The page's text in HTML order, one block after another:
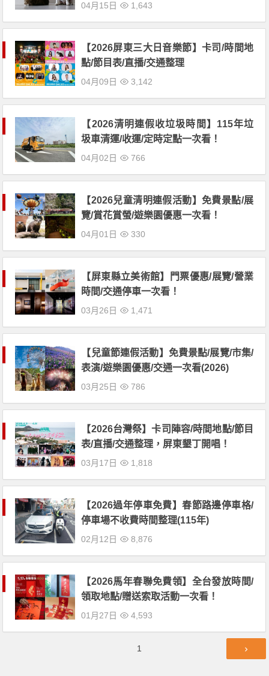
04月15日 1,643
【2026屏東三大日音樂節】卡司/時間地
點/節目表/直播/交通整理
04月09日 3,142
【2026清明連假收垃圾時間】115年垃
圾車清運/收運/定時定點一次看！
04月02日 766
【2026兒童清明連假活動】免費景點/展
覽/賞花賞螢/遊樂園優惠一次看！
04月01日 330
【屏東縣立美術館】門票優惠/展覽/營業
時間/交通停車一次看！
03月26日 1,471
【兒童節連假活動】免費景點/展覽/市集/
表演/遊樂園優惠/交通一次看(2026)
03月25日 786
【2026台灣祭】卡司陣容/時間地點/節目
表/直播/交通整理，屏東墾丁開唱！
03月17日 1,818
【2026過年停車免費】春節路邊停車格/
停車場不收費時間整理(115年)
02月12日 8,876
【2026馬年春聯免費領】全台發放時間/
領取地點/贈送索取活動一次看！
01月27日 4,593
1